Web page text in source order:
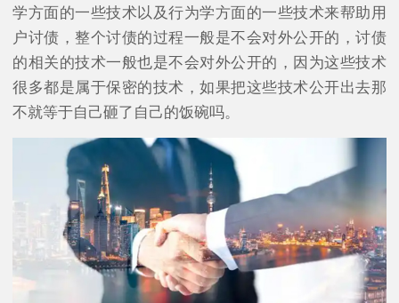
学方面的一些技术以及行为学方面的一些技术来帮助用
户讨债，整个讨债的过程一般是不会对外公开的，讨债
的相关的技术一般也是不会对外公开的，因为这些技术
很多都是属于保密的技术，如果把这些技术公开出去那
不就等于自己砸了自己的饭碗吗。